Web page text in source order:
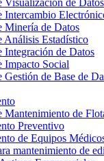
Visualización de Datos
Intercambio
Minería de Datos
Análisis Estadístico
Integración de Datos
Impacto Social
Gestión de Base de
Mantenimiento de
Preventivo
de Equipos
mantenimiento de